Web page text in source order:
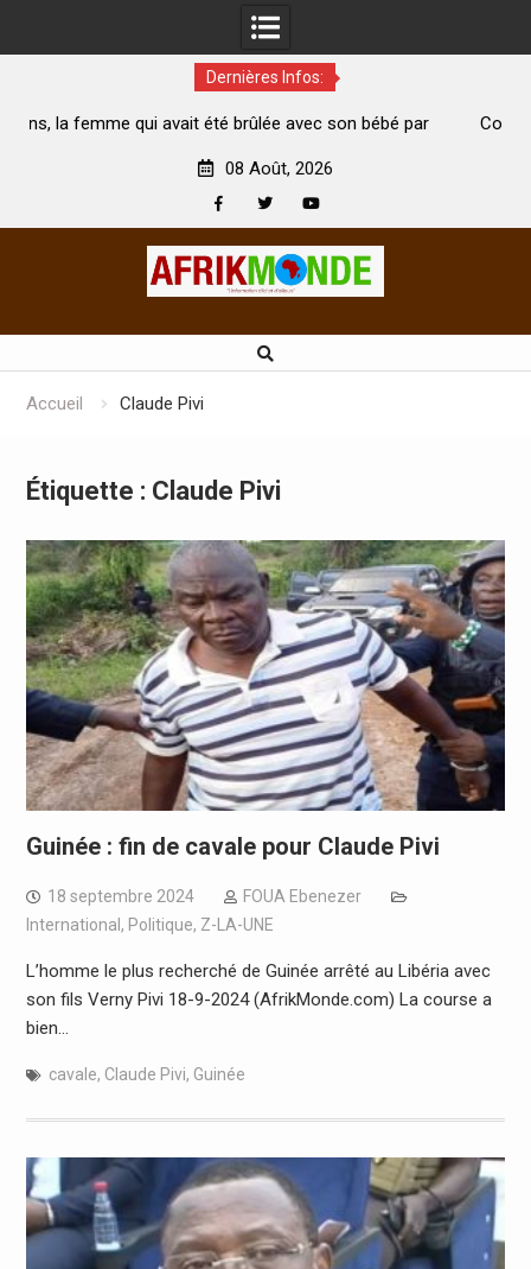
Dernières Infos:
brûlée avec son bébé par
Coopération: Le ministre Indien
08 Août, 2026
Accueil Claude Pivi
Étiquette : Claude Pivi
Guinée : fin de cavale pour Claude Pivi
18 septembre 2024
FOUA Ebenezer
International , Politique, Z-LA-UNE
L’homme le plus recherché de Guinée arrêté au Libéria avec
son fils Verny Pivi 18-9-2024 (AfrikMonde.com) La course a
bien…
cavale, Claude Pivi, Guinée